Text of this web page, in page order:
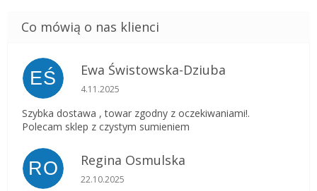
EŚ Ewa Świstowska-Dziuba
Ocena sklepu to 5 na 5 gwiazdek.
4.11.2025
Szybka dostawa , towar zgodny z oczekiwaniami!.
Polecam sklep z czystym sumieniem
RO Regina Osmulska
Ocena sklepu to 5 na 5 gwiazdek.
22.10.2025